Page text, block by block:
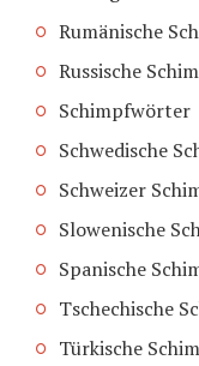
Rumänische
Russische
Schimpfwörter
Schwedische
Schweizer
Slowenische
Spanische
Tschechische
Türkische